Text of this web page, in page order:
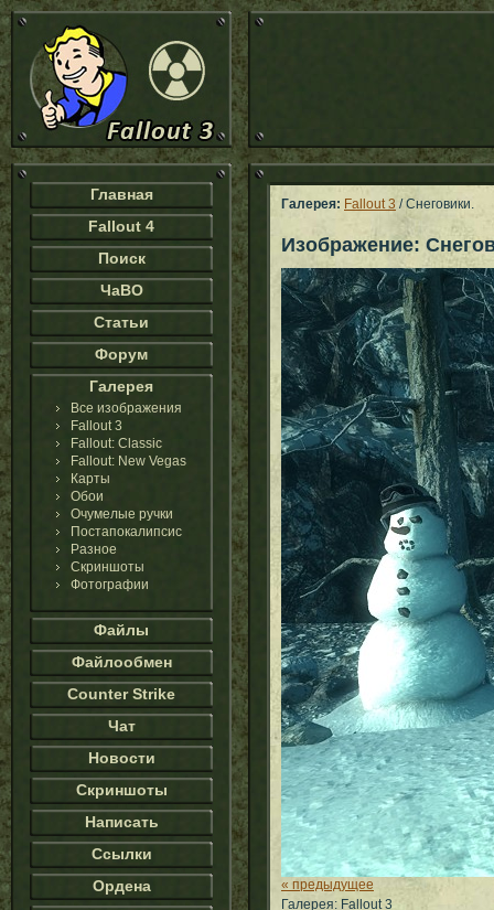
Главная
Fallout 4
Поиск
ЧаВО
Статьи
Форум
Галерея
Все изображения
Fallout 3
Fallout: Classic
Fallout: New Vegas
Карты
Обои
Очумелые ручки
Постапокалипсис
Разное
Скриншоты
Фотографии
Файлы
Файлообмен
Counter Strike
Чат
Новости
Скриншоты
Написать
Ссылки
Ордена
Галерея: Fallout 3 / Снеговики.
Изображение:
« предыдущее
Галерея: Fallout 3